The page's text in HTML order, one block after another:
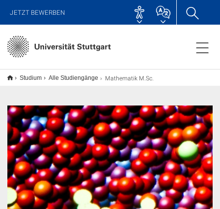
JETZT BEWERBEN
Studium Alle Studiengänge Mathematik M.Sc.